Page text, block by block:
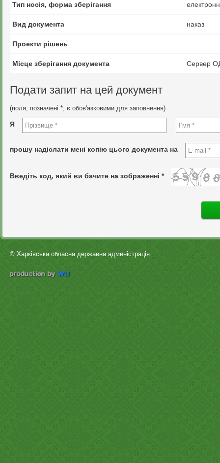
Тип носія, форма зберігання
Вид документа наказ
Проекти рішень
Місце зберігання документа Сервер
Подати запит на цей документ
(поля, позначені *, є обов'язковими для заповнення)
Я
прошу надіслати мені копію цього документа на
Введіть код, який ви бачите на зображенні *
© Харківська обласна державна админістрація